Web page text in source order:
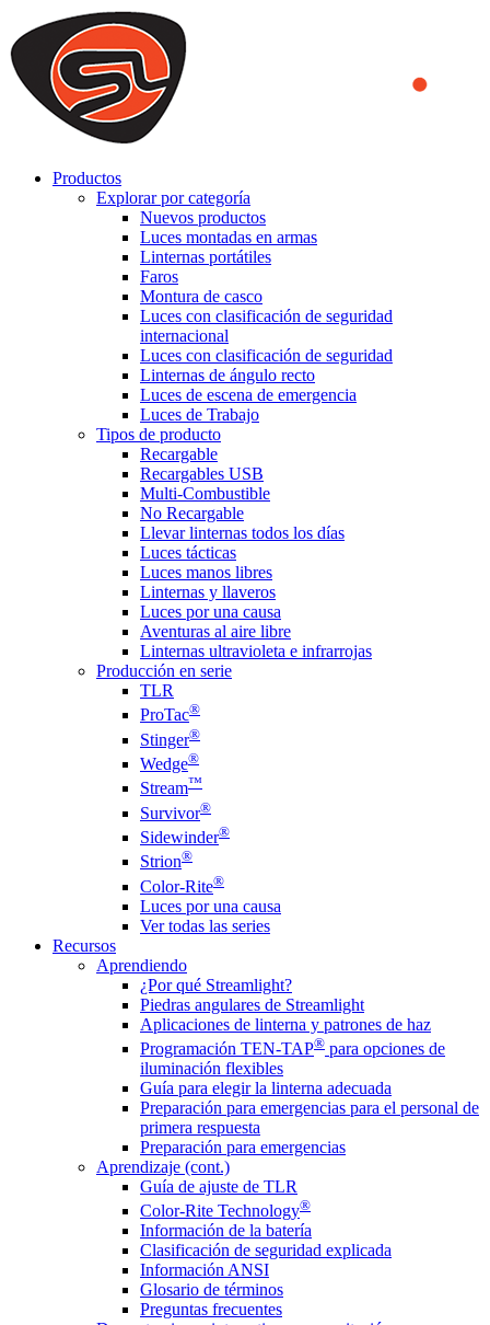
We use cookies to ensure that we provide you the best experience
on our website. By continuing to browse this website, you accept
that cookies are used to help us analyze how the website is used and
to offer you a better experience. To learn more or to find out how
you can disable cookies, you can access our
Productos
Explorar por categoría
Nuevos productos
Luces montadas en armas
Linternas portátiles
Faros
Montura de casco
Luces con clasificación de seguridad
internacional
Luces con clasificación de seguridad
Linternas de ángulo recto
Luces de escena de emergencia
Luces de Trabajo
Tipos de producto
Recargable
Recargables USB
Multi-Combustible
No Recargable
Llevar linternas todos los días
Luces tácticas
Luces manos libres
Linternas y llaveros
Luces por una causa
Aventuras al aire libre
Linternas ultravioleta e infrarrojas
Producción en serie
TLR
ProTac®
Stinger®
Wedge®
Stream™
Survivor®
Sidewinder®
Strion®
Color-Rite®
Luces por una causa
Ver todas las series
Recursos
Aprendiendo
¿Por qué Streamlight?
Piedras angulares de Streamlight
Aplicaciones de linterna y patrones de haz
Programación TEN-TAP® para opciones de
iluminación flexibles
Guía para elegir la linterna adecuada
Preparación para emergencias para el personal de
primera respuesta
Preparación para emergencias
Aprendizaje (cont.)
Guía de ajuste de TLR
Color-Rite Technology®
Información de la batería
Clasificación de seguridad explicada
Información ANSI
Glosario de términos
Preguntas frecuentes